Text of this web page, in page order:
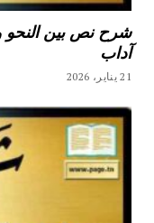
شرح نص بين النحو
آداب
21 يناير، 2026